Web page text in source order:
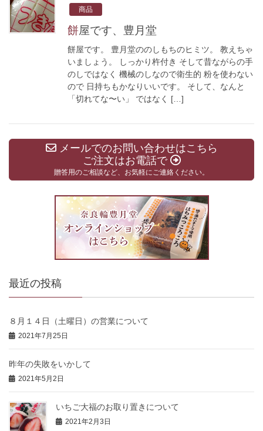
商品
餅屋です、豊月堂
餅屋です。 豊月堂ののしもちのヒミツ。 教えちゃ
いましょう。 しっかり杵付き そして昔ながらの手
のしではなく 機械のしなので衛生的 粉を使わない
ので 日持ちもかなりいいです。 そして、なんと
「切れてな〜い」 ではなく […]
メールでのお問い合わせはこちら
ご注文はお電話で
贈答用のご相談など、お気軽にご連絡ください。
最近の投稿
８月１４日（土曜日）の営業について
2021年7月25日
昨年の失敗をいかして
2021年5月2日
いちご大福のお取り置きについて
2021年2月3日